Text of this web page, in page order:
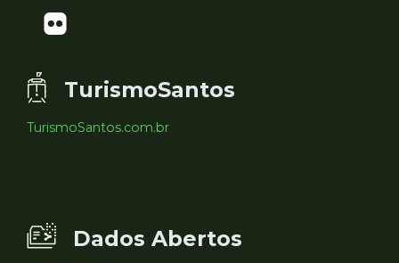
TurismoSantos
TurismoSantos.com.br
Dados Abertos